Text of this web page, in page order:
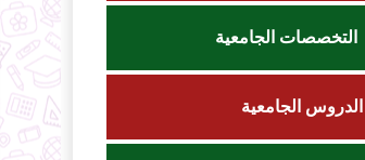
التخصصات الجامعية
الدروس الجامعية